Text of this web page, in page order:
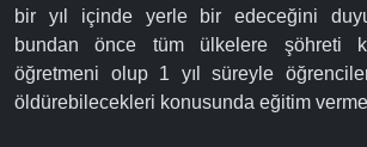
bir yıl içinde yerle bir edeceğini
bundan önce tüm ülkelere şöhreti
öğretmeni olup 1 yıl süreyle
öldürebilecekleri konusunda eğitim